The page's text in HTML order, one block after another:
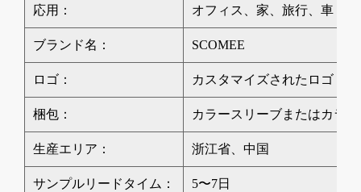
応用： オフィス、家、旅行、車
ブランド名： SCOMEE
ロゴ： カスタマイズされたロゴ
梱包： カラースリーブまたはカラ
生産エリア： 浙江省、中国
サンプルリードタイム： 5〜7日